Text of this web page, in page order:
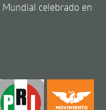
Mundial celebrado en